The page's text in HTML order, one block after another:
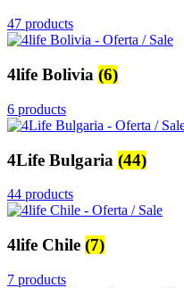
47 products
4life Bolivia (6)
6 products
4Life Bulgaria (44)
44 products
4life Chile (7)
7 products